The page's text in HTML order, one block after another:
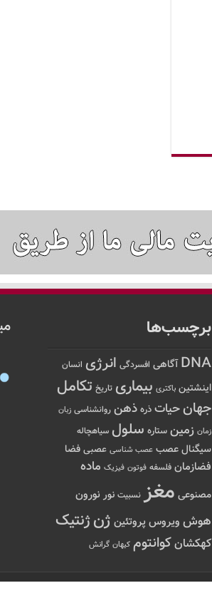
برچسب‌ها
DNA آگاهی افسردگی انرژی انسان
اینشتین باکتری بیماری تاریخ تکامل
جهانحیات ذره ذهن روانشناسی زبان
زمان زمین ستاره سلول سیاهچاله
سیگنالعصب عصب شناسی عصبی فضا
فضازمان فلسفه فوتون فیزیک ماده
مصنوعی مغز نسبیت نور نورون
هوش ویروس پروتئین ژنژنتیک
کهکشانکوانتوم کیهان گرانش